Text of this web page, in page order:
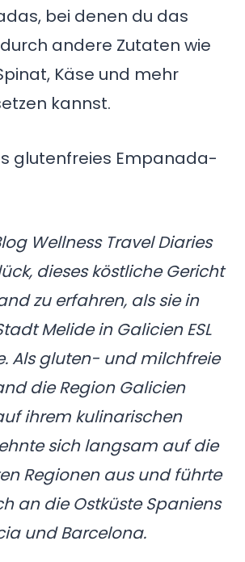
bei denen du das
andere Zutaten wie
Käse und mehr
kannst.
Wellness Travel Diaries
dieses köstliche Gericht
zu erfahren, als sie in
Melide in Galicien ESL
Als gluten- und milchfreie
die Region Galicien
ihrem kulinarischen
sich langsam auf die
Regionen aus und führte
an die Ostküste Spaniens
und Barcelona.